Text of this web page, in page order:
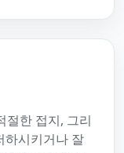
절한 접지, 그리
하시키거나 잘